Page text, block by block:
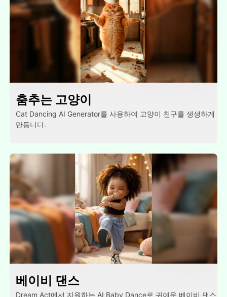
춤추는 고양이
Cat Dancing AI Generator를 사용하여 고양이 친구를 생생하게
만듭니다.
베이비 댄스
Dream Act에서 지원하는 AI Baby Dance로 귀여운 베이비 댄스